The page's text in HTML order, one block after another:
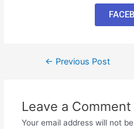
← Previous Post
Leave a Comment
Your email address will not